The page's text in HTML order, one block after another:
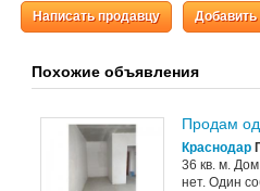
Написать продавцу Добавить
Похожие объявления
Продам
Краснодар
36 кв. м.
нет. Один